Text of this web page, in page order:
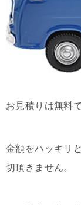
お見積りは無料で
金額をハッキリ
切頂きません。